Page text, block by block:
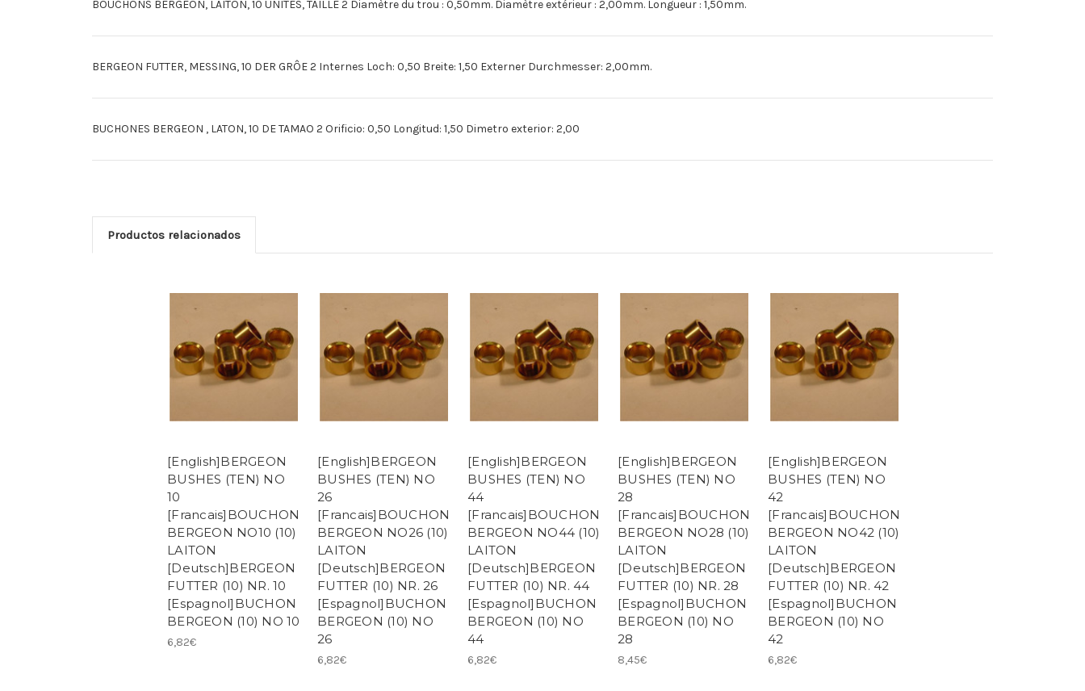
BOUCHONS BERGEON, LAITON, 10 UNITES, TAILLE 2 Diamètre du trou : 0,50mm. Diamètre extérieur : 2,00mm. Longueur : 1,50mm.
BERGEON FUTTER, MESSING, 10 DER GRÔE 2 Internes Loch: 0,50 Breite: 1,50 Externer Durchmesser: 2,00mm.
BUCHONES BERGEON , LATON, 10 DE TAMAO 2 Orificio: 0,50 Longitud: 1,50 Dimetro exterior: 2,00
Productos relacionados
[English]BERGEON
BUSHES (TEN) NO
10
[Francais]BOUCHON
BERGEON NO10 (10)
LAITON
[Deutsch]BERGEON
FUTTER (10) NR. 10
[Espagnol]BUCHON
BERGEON (10) NO 10
6,82€
[English]BERGEON
BUSHES (TEN) NO
26
[Francais]BOUCHON
BERGEON NO26 (10)
LAITON
[Deutsch]BERGEON
FUTTER (10) NR. 26
[Espagnol]BUCHON
BERGEON (10) NO
26
6,82€
[English]BERGEON
BUSHES (TEN) NO
44
[Francais]BOUCHON
BERGEON NO44 (10)
LAITON
[Deutsch]BERGEON
FUTTER (10) NR. 44
[Espagnol]BUCHON
BERGEON (10) NO
44
6,82€
[English]BERGEON
BUSHES (TEN) NO
28
[Francais]BOUCHON
BERGEON NO28 (10)
LAITON
[Deutsch]BERGEON
FUTTER (10) NR. 28
[Espagnol]BUCHON
BERGEON (10) NO
28
8,45€
[English]BERGEON
BUSHES (TEN) NO
42
[Francais]BOUCHON
BERGEON NO42 (10)
LAITON
[Deutsch]BERGEON
FUTTER (10) NR. 42
[Espagnol]BUCHON
BERGEON (10) NO
42
6,82€